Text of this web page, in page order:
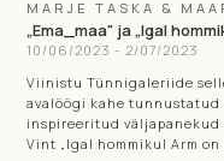
MARJE TASKA &
„Ema_maa" ja „Igal
10/06/2023 -2/07/2023
Viinistu Tünnigaleriide
avalöögi kahe
inspireeritud väljapanekud
Vint „Igal hommikul Arm on